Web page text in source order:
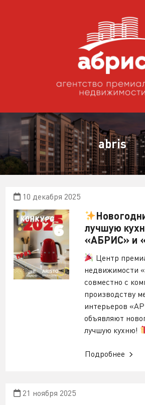
abris
10 декабря 2025
лучшую
«АБРИС» и
Центр
недвижимости
совместно с
производству
интерьеров
объявляют
лучшую кухню!
Подробнее
21 ноября 2025